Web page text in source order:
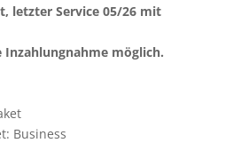
letzter Service 05/26 mit
Inzahlungnahme möglich.
Business